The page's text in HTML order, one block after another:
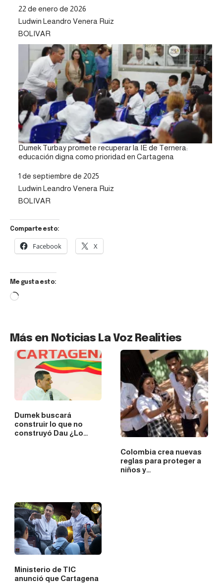
Fecha
22 de enero de 2026
Autor
Ludwin Leandro Venera Ruiz
Respecto a
BOLIVAR
Dumek Turbay promete recuperar la IE de Ternera:
educación digna como prioridad en Cartagena
Fecha
1 de septiembre de 2025
Autor
Ludwin Leandro Venera Ruiz
Respecto a
BOLIVAR
Comparte esto:
Facebook X
Me gusta esto:
Más en Noticias La Voz Realities
Dumek buscará
construir lo que no
construyó Dau ¿Lo
Colombia crea nuevas
reglas para proteger a
niños y…
Ministerio de TIC
anunció que Cartagena